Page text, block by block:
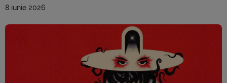
8 iunie 2026